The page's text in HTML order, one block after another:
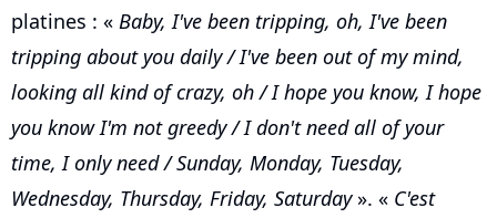
platines : « Baby, I've been tripping, oh, I've been
tripping about you daily / I've been out of my mind,
looking all kind of crazy, oh / I hope you know, I hope
you know I'm not greedy / I don't need all of your
time, I only need / Sunday, Monday, Tuesday,
Wednesday, Thursday, Friday, Saturday». « C'est